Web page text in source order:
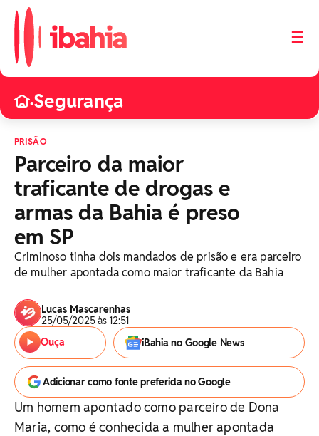
☰
•Segurança
PRISÃO
Parceiro da maior
traficante de drogas e
armas da Bahia é preso
em SP
Criminoso tinha dois mandados de prisão e era parceiro
de mulher apontada como maior traficante da Bahia
Lucas Mascarenhas
25/05/2025 às 12:51
Ouça
iBahia no Google News
Adicionar como fonte preferida no Google
Um homem apontado como parceiro de Dona
Maria, como é conhecida a mulher apontada